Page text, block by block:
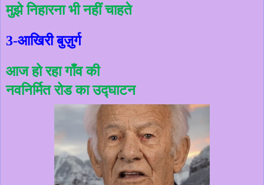
मुझे निहारना भी नहीं चाहते
3-आखिरी बुज़ुर्ग
आज हो रहा गाँव की
नवनिर्मित रोड का उद्घाटन